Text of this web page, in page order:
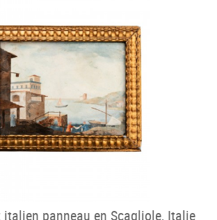
italien panneau en Scagliole, Italie